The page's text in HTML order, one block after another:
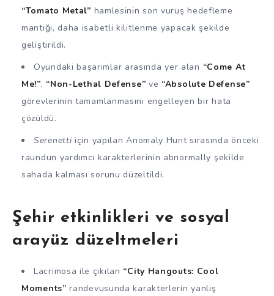
“Tomato Metal” hamlesinin son vuruş hedefleme
mantığı, daha isabetli kilitlenme yapacak şekilde
geliştirildi.
Oyundaki başarımlar arasında yer alan “Come At
Me!”, “Non-Lethal Defense” ve “Absolute Defense”
görevlerinin tamamlanmasını engelleyen bir hata
çözüldü.
Serenetti için yapılan Anomaly Hunt sırasında önceki
raundun yardımcı karakterlerinin abnormally şekilde
sahada kalması sorunu düzeltildi.
Şehir etkinlikleri ve sosyal
arayüz düzeltmeleri
Lacrimosa ile çıkılan “City Hangouts: Cool
Moments” randevusunda karakterlerin yanlış